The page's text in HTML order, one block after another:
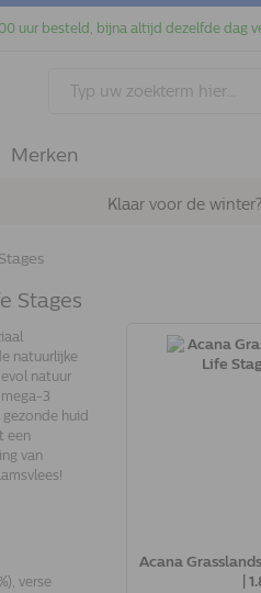
uur besteld, bijna altijd dezelfde dag
Merken
Klaar voor de winter?
Stages
natuurlijke
natuur
3
huid
een
van
verse
Acana
|